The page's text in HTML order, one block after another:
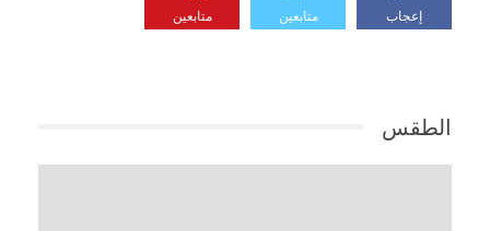
إعجاب متابعين متابعين
الطقس